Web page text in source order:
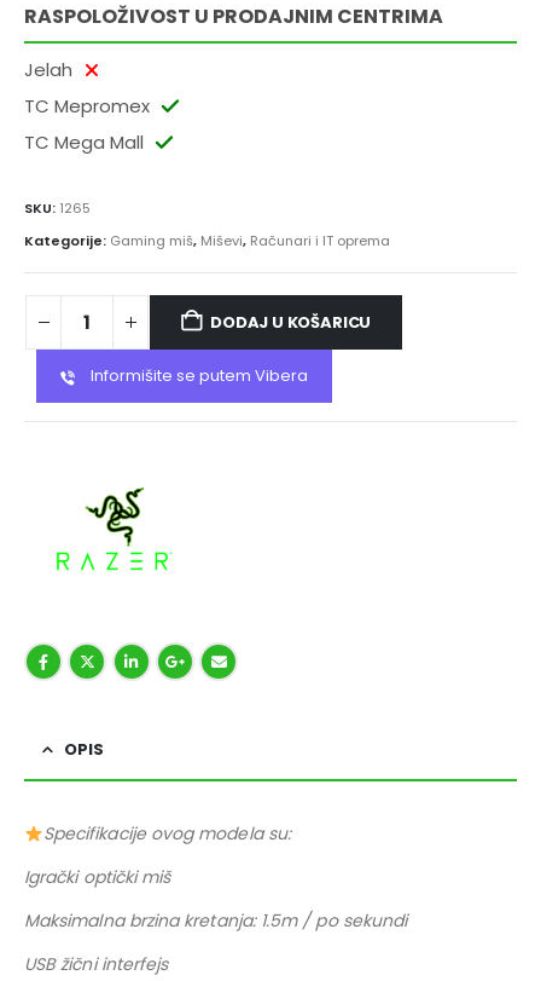
RASPOLOŽIVOST U PRODAJNIM CENTRIMA
Jelah
TC Mepromex
TC Mega Mall
SKU: 1265
Kategorije: Gaming miš, Miševi, Računari i IT oprema
DODAJ U KOŠARICU
Informišite se putem Vibera
OPIS
Specifikacije ovog modela su:
Igrački optički miš
Maksimalna brzina kretanja: 1.5m / po sekundi
USB žični interfejs